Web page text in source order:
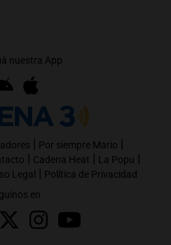
nuestra App
| Por siempre Mario |
| Cadena Heat | La Popu |
Legal | Política de Privacidad
en